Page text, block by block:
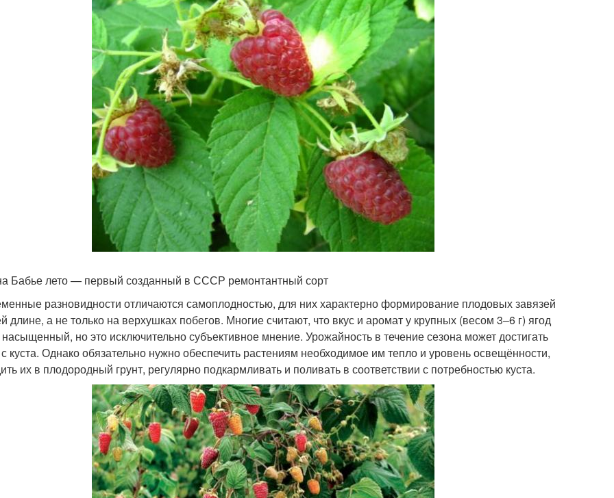
Бабье лето — первый созданный в СССР ремонтантный сорт
разновидности отличаются самоплодностью, для них характерно формирование плодовых завязей
длине, а не только на верхушках побегов. Многие считают, что вкус и аромат у крупных (весом 3–6 г) ягод
но это исключительно субъективное мнение. Урожайность в течение сезона может достигать
с куста. Однако обязательно нужно обеспечить растениям необходимое им тепло и уровень освещённости,
их в плодородный грунт, регулярно подкармливать и поливать в соответствии с потребностью куста.